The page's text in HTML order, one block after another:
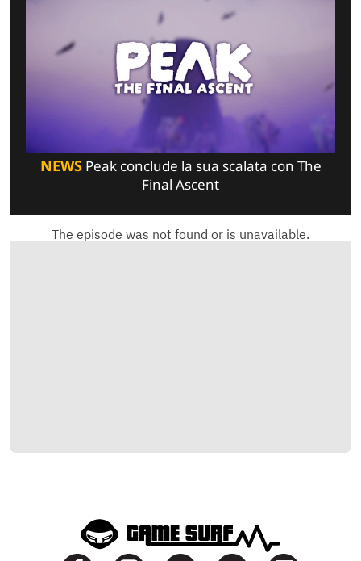
NEWSPeak conclude la sua scalata con The
Final Ascent